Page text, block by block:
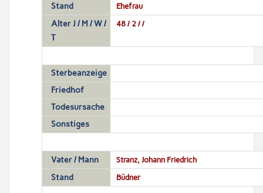
Stand
Ehefrau
Alter J / M / W /
T
48 / 2 / /
Sterbeanzeige
Friedhof
Todesursache
Sonstiges
Vater / Mann Stranz, Johann Friedrich
Stand Büdner